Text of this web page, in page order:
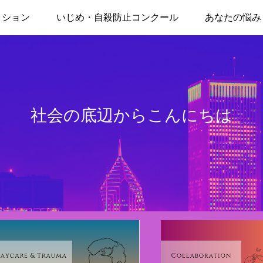
社会の底辺からこんにちは
ョン いじめ・自殺防止コンクール あなたの悩